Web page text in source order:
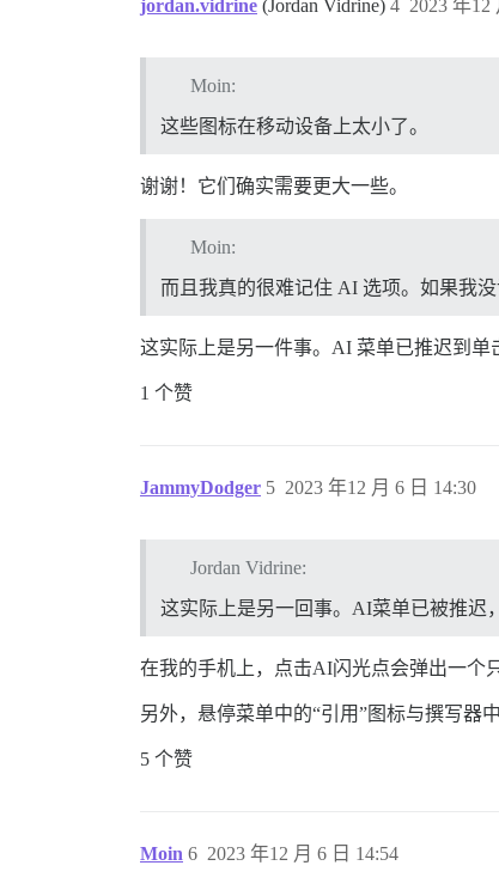
jordan.vidrine (Jordan Vidrine) 2023 年12
4
Moin:
这些图标在移动设备上太小了。
谢谢！它们确实需要更大一些。
Moin:
而且我真的很难记住 AI 选项。如果我没
这实际上是另一件事。AI 菜单已推迟到单
1 个赞
JammyDodger 2023 年12 月 6 日 14:30
5
Jordan Vidrine:
这实际上是另一回事。AI菜单已被推迟
在我的手机上，点击AI闪光点会弹出一个
另外，悬停菜单中的“引用”图标与撰写器
5 个赞
Moin 2023 年12 月 6 日 14:54
6